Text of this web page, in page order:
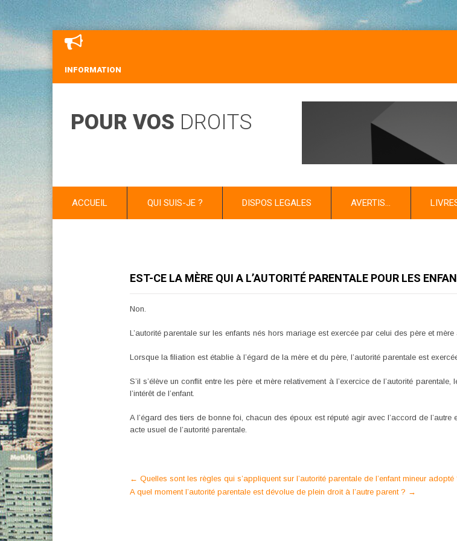
INFORMATION
POUR VOS DROITS
ACCUEIL QUI SUIS-JE ? DISPOS LEGALES AVERTIS…
EST-CE LA MÈRE QUI A L’AUTORITÉ PARENTALE POUR LES
Non.
L’autorité parentale sur les enfants nés hors mariage est exercée par celui des père et
Lorsque la filiation est établie à l’égard de la mère et du père, l’autorité parentale est
S’il s’élève un conflit entre les père et mère relativement à l’exercice de l’autorité
l’intérêt de l’enfant.
A l’égard des tiers de bonne foi, chacun des époux est réputé agir avec l’accord de
acte usuel de l’autorité parentale.
Post
navigation
← Quelles sont les règles qui s’appliquent sur l’autorité parentale de l’enfant mineur adopté
A quel moment l’autorité parentale est dévolue de plein droit à l’autre parent ? →